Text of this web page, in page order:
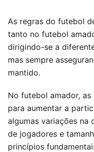
As regras do futebol
tanto no futebol
dirigindo-se a
mas sempre
mantido.
No futebol amador,
para aumentar a
algumas variações na
de jogadores e
princípios